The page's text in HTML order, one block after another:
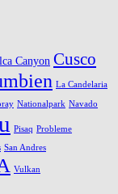
Canyon Cusco
La Candelaria
Nationalpark Navado
Pisaq Probleme
San Andres
Vulkan